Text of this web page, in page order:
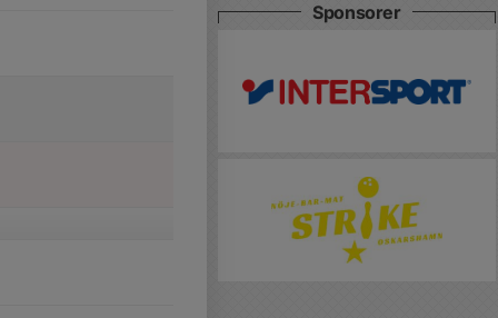
Sponsorer